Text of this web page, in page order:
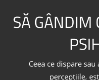
SĂ GÂNDIM
Ceea ce dispare
perceptiile,